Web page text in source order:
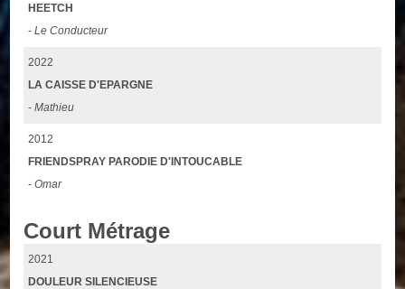
HEETCH
-Le Conducteur
2022
LA CAISSE D'EPARGNE
-Mathieu
2012
FRIENDSPRAY PARODIE D'INTOUCABLE
-Omar
Court Métrage
2021
DOULEUR SILENCIEUSE